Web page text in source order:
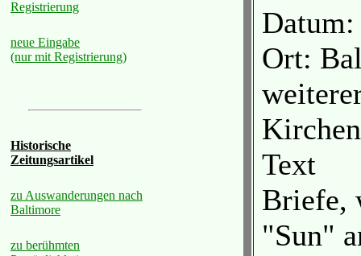
Registrierung
neue Eingabe
(nur mit Registrierung)
Historische
Zeitungsartikel
zu Auswanderungen nach
Baltimore
zu berühmten
Ort:
Text
Briefe,
"Sun"